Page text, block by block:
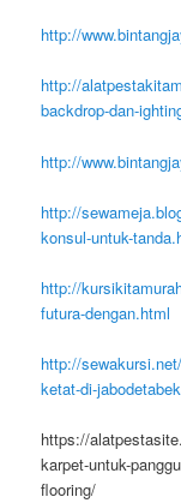
http://
http://
backdrop-dan-
http://
http://
konsul-untuk-
http://
futura-dengan.html
http://
ketat-di-
https://
karpet-untuk-
flooring/